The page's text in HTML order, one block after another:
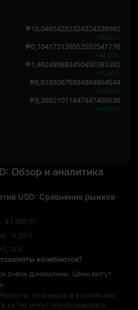
₱19,04654282324324236992
+56,85%
₱0,104173126552552547776
+48,26%
₱1,462495883450450383392
+35,26%
₱6,61930875894894864544
+19,56%
₱8,26821011447447409536
+14,80%
Обзор и аналитика
USD: Сравнение рынков
$1 899,01
‎-0,59%
колеблются?
очень динамичны. Цены могут
тенденции в социальных
китов могут спровоцировать